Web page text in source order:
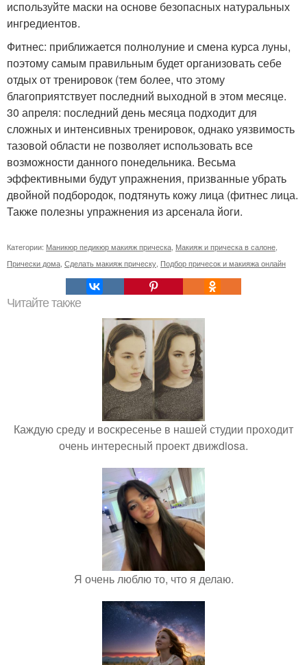
используйте маски на основе безопасных натуральных
ингредиентов.
Фитнес: приближается полнолуние и смена курса луны,
поэтому самым правильным будет организовать себе
отдых от тренировок (тем более, что этому
благоприятствует последний выходной в этом месяце.
30 апреля: последний день месяца подходит для
сложных и интенсивных тренировок, однако уязвимость
тазовой области не позволяет использовать все
возможности данного понедельника. Весьма
эффективными будут упражнения, призванные убрать
двойной подбородок, подтянуть кожу лица (фитнес лица.
Также полезны упражнения из арсенала йоги.
Категории: Маникюр педикюр макияж прическа Макияж и прическа в салоне
Прически дома Сделать макияж прическу Подбор причесок и макияжа онлайн
Читайте также
Каждую среду и воскресенье в нашей студии проходит
очень интересный проект движdiosa.
Я очень люблю то, что я делаю.